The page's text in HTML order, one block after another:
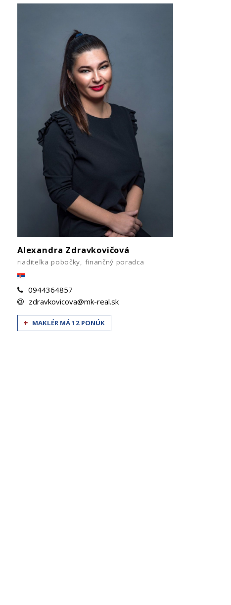
Alexandra Zdravkovičová
riaditeľka pobočky, finančný poradca
0944364857
zdravkovicova@mk-real.sk
MAKLÉR MÁ 12 PONÚK